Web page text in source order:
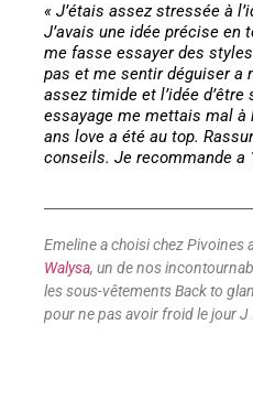
« J’étais assez stressée à
J’avais une idée précise en
me fasse essayer des
pas et me sentir déguiser a
assez timide et l’idée
essayage me mettais mal à
ans love a été au top.
conseils. Je recommande a
Emeline a choisi chez Pivoines
Walysa, un de nos
les sous-vêtements Back to
pour ne pas avoir froid le jour J